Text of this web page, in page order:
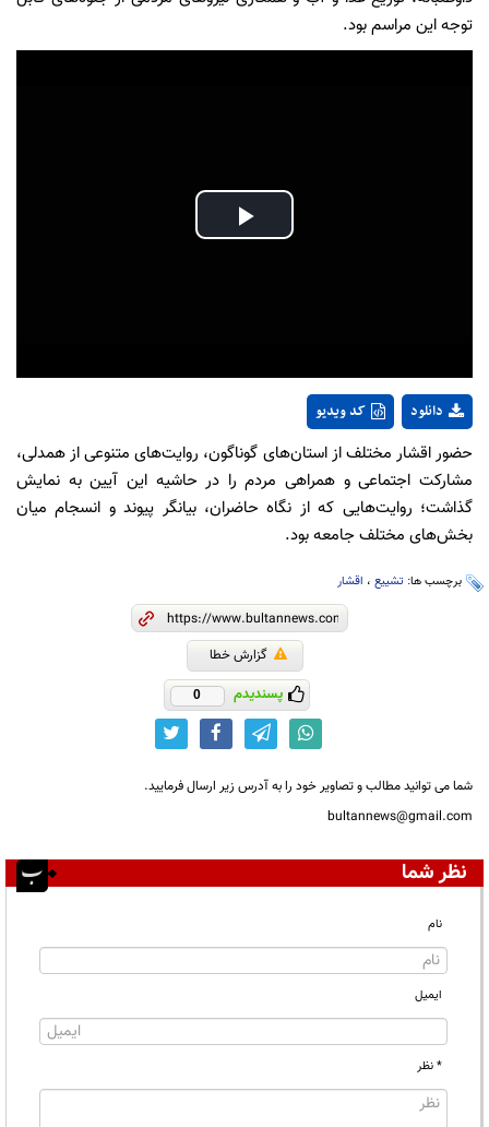
توجه این مراسم بود.
Play
کد ویدیو دانلود
حضور اقشار مختلف از استان‌های گوناگون، روایت‌های متنوعی از همدلی،
مشارکت اجتماعی و همراهی مردم را در حاشیه این آیین به نمایش
گذاشت؛ روایت‌هایی که از نگاه حاضران، بیانگر پیوند و انسجام میان
بخش‌های مختلف جامعه بود.
برچسب ها: تشییع ، اقشار
گزارش خطا
پسندیدم 0
شما می توانید مطالب و تصاویر خود را به آدرس زیر ارسال فرمایید.
bultannews@gmail.com
نظر شما
نام
ایمیل
* نظر